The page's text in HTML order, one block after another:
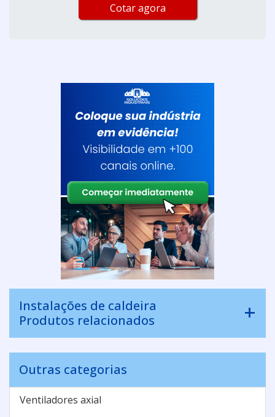
Cotar agora
Instalações de caldeira
Produtos relacionados
Outras categorias
Ventiladores axial